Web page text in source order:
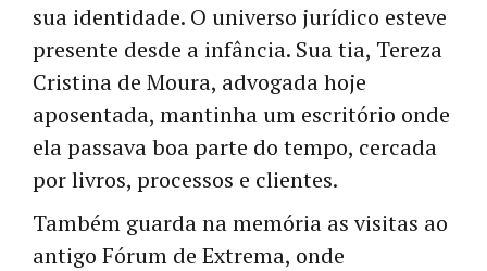
sua identidade. O universo jurídico esteve
presente desde a infância. Sua tia, Tereza
Cristina de Moura, advogada hoje
aposentada, mantinha um escritório onde
ela passava boa parte do tempo, cercada
por livros, processos e clientes.
Também guarda na memória as visitas ao
antigo Fórum de Extrema, onde